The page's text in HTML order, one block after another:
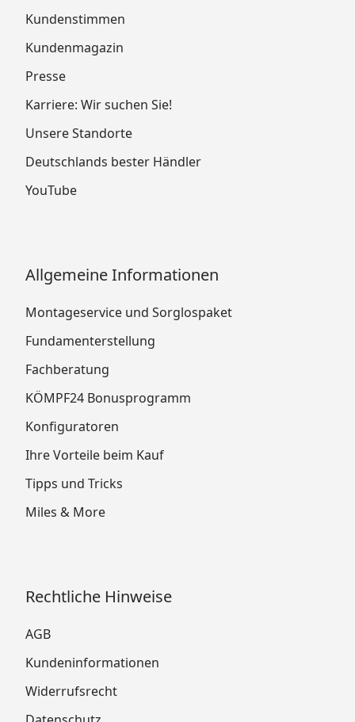
Kundenstimmen
Kundenmagazin
Presse
Karriere: Wir suchen Sie!
Unsere Standorte
Deutschlands bester Händler
YouTube
Allgemeine Informationen
Montageservice und Sorglospaket
Fundamenterstellung
Fachberatung
KÖMPF24 Bonusprogramm
Konfiguratoren
Ihre Vorteile beim Kauf
Tipps und Tricks
Miles & More
Rechtliche Hinweise
AGB
Kundeninformationen
Widerrufsrecht